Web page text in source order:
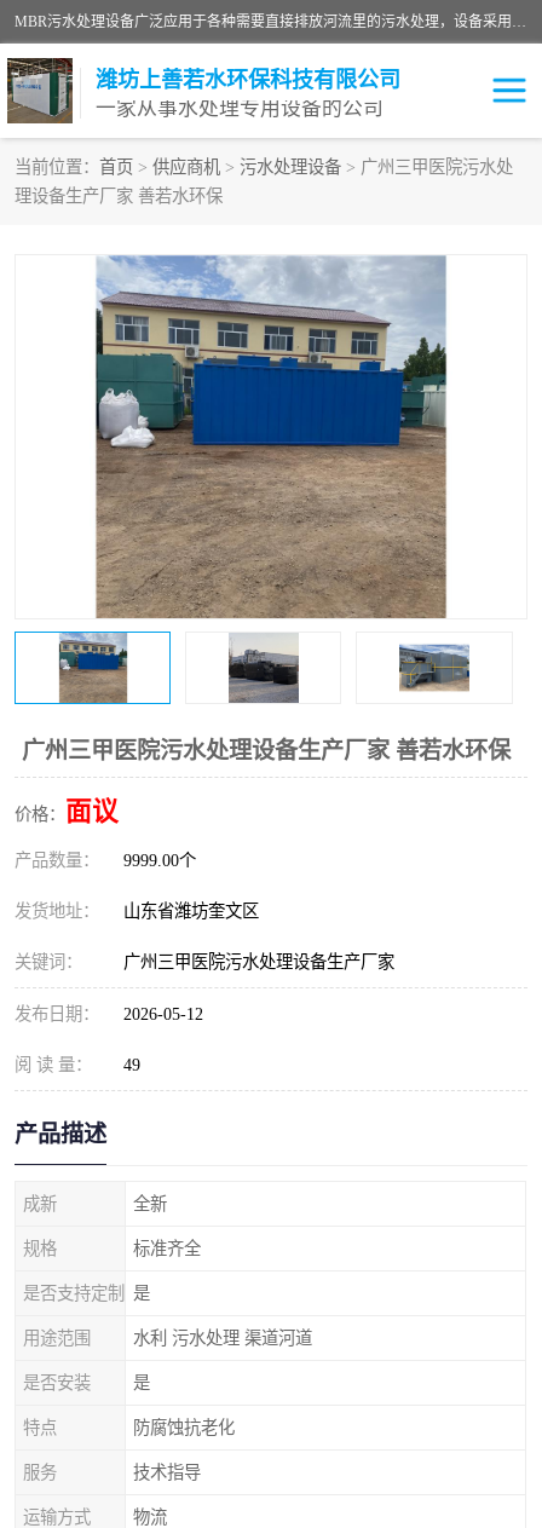
MBR污水处理设备广泛应用于各种需要直接排放河流里的污水处理，设备采用膜生物反应器（Membrane Bioreactor,简称MBR〕技术，取代了传统工艺中的二沉池，它可以*地进行固液分离，得到直接使用的稳定中水，又可在生物池内维持高浓度的微生物量，工艺剩余污泥少，极有效地去除氨氮，出水悬浮物和浊度接近于零，出水中细菌和病毒被大幅度去除，能耗低，占地面积小。
潍坊上善若水环保科技有限公司
一家从事水处理专用设备的公司
当前位置： 首页 > 供应商机 > 污水处理设备 > 广州三甲医院污水处
理设备生产厂家 善若水环保
广州三甲医院污水处理设备生产厂家 善若水环保
价格： 面议
产品数量： 9999.00个
发货地址： 山东省潍坊奎文区
关键词： 广州三甲医院污水处理设备生产厂家
发布日期： 2026-05-12
阅 读 量： 49
产品描述
成新 全新
规格 标准齐全
是否支持定制 是
用途范围 水利 污水处理 渠道河道
是否安装 是
特点 防腐蚀抗老化
服务 技术指导
运输方式 物流
污水处理设备
生活污水处理设备 油墨污水处理设备
洗涤污水处理设备 实验室污水处理设备
诊所门诊污水处理设备 臭氧消毒设备
养殖污水处理设备 屠宰污水处理设备
一体化污水处理设备 食品制造业污水处理设备
医院辐射污水衰变池